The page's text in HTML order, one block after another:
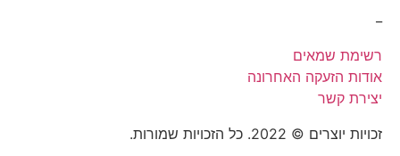
רשימת שמאים
אודות הזעקה האחרונה
יצירת קשר
זכויות יוצרים © 2022. כל הזכויות שמורות.